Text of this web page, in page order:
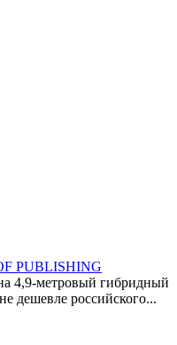
PUBLISHING
4,9-метровый гибридный
дешевле российского...